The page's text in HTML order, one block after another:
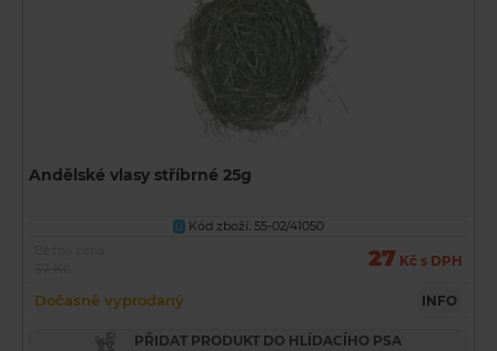
Andělské vlasy stříbrné 25g
U
Kód zboží: 55-02/41050
27 Kč s DPH
Dočasně vyprodaný INFO
PŘIDAT PRODUKT DO HLÍDACÍHO PSA